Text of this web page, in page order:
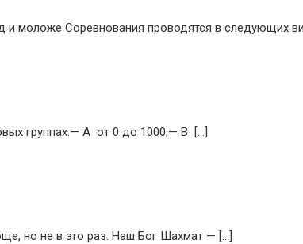
и моложе Соревнования проводятся в следующих
группах:— А от 0 до 1000;— В […]
но не в это раз. Наш Бог Шахмат — […]